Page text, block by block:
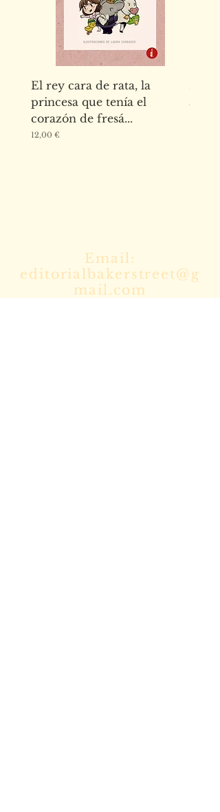
El rey cara de rata, la
princesa que tenía el
corazón de fresá...
Precio
12,00 €
El
Email:
editorialbakerstreet@g
mail.com